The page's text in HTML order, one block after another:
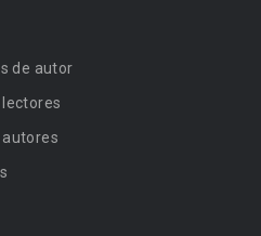
de autor